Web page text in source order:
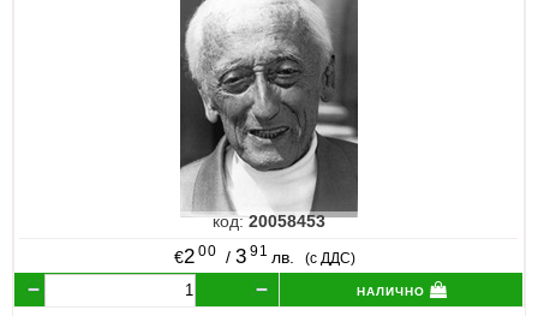
код:20058453
€2 00 / 3 91 лв. (с ДДС)
налично